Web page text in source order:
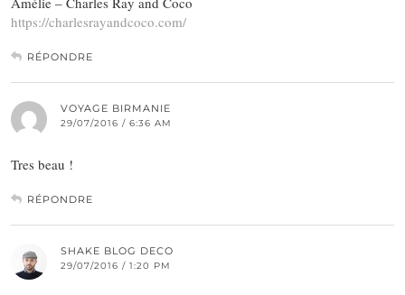
https://charlesrayandcoco.com/
RÉPONDRE
VOYAGE BIRMANIE
29/07/2016 / 6:36 AM
Tres beau !
RÉPONDRE
SHAKE BLOG DECO
29/07/2016 / 1:20 PM